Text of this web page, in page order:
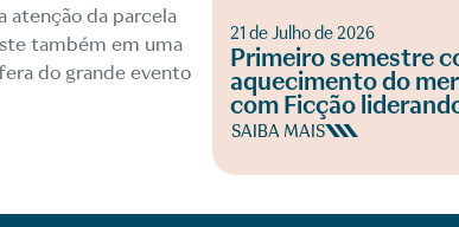
atenção da parcela
também em uma
do grande evento
21 de Julho de 2026
Primeiro semestre
aquecimento do
com Ficção
SAIBA MAIS